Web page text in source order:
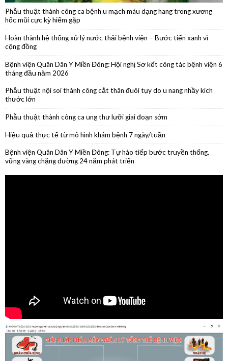
Phẫu thuật thành công ca bệnh u mạch máu dạng hang trong xương
hốc mũi cực kỳ hiếm gặp
cộng đồng
Bệnh viện Quân Dân Y Miền Đông: Hội nghị Sơ kết công tác bệnh viện 6
tháng đầu năm 2026
Phẫu thuật nội soi thành công cắt thân đuôi tụy do u nang nhầy kích
thước lớn